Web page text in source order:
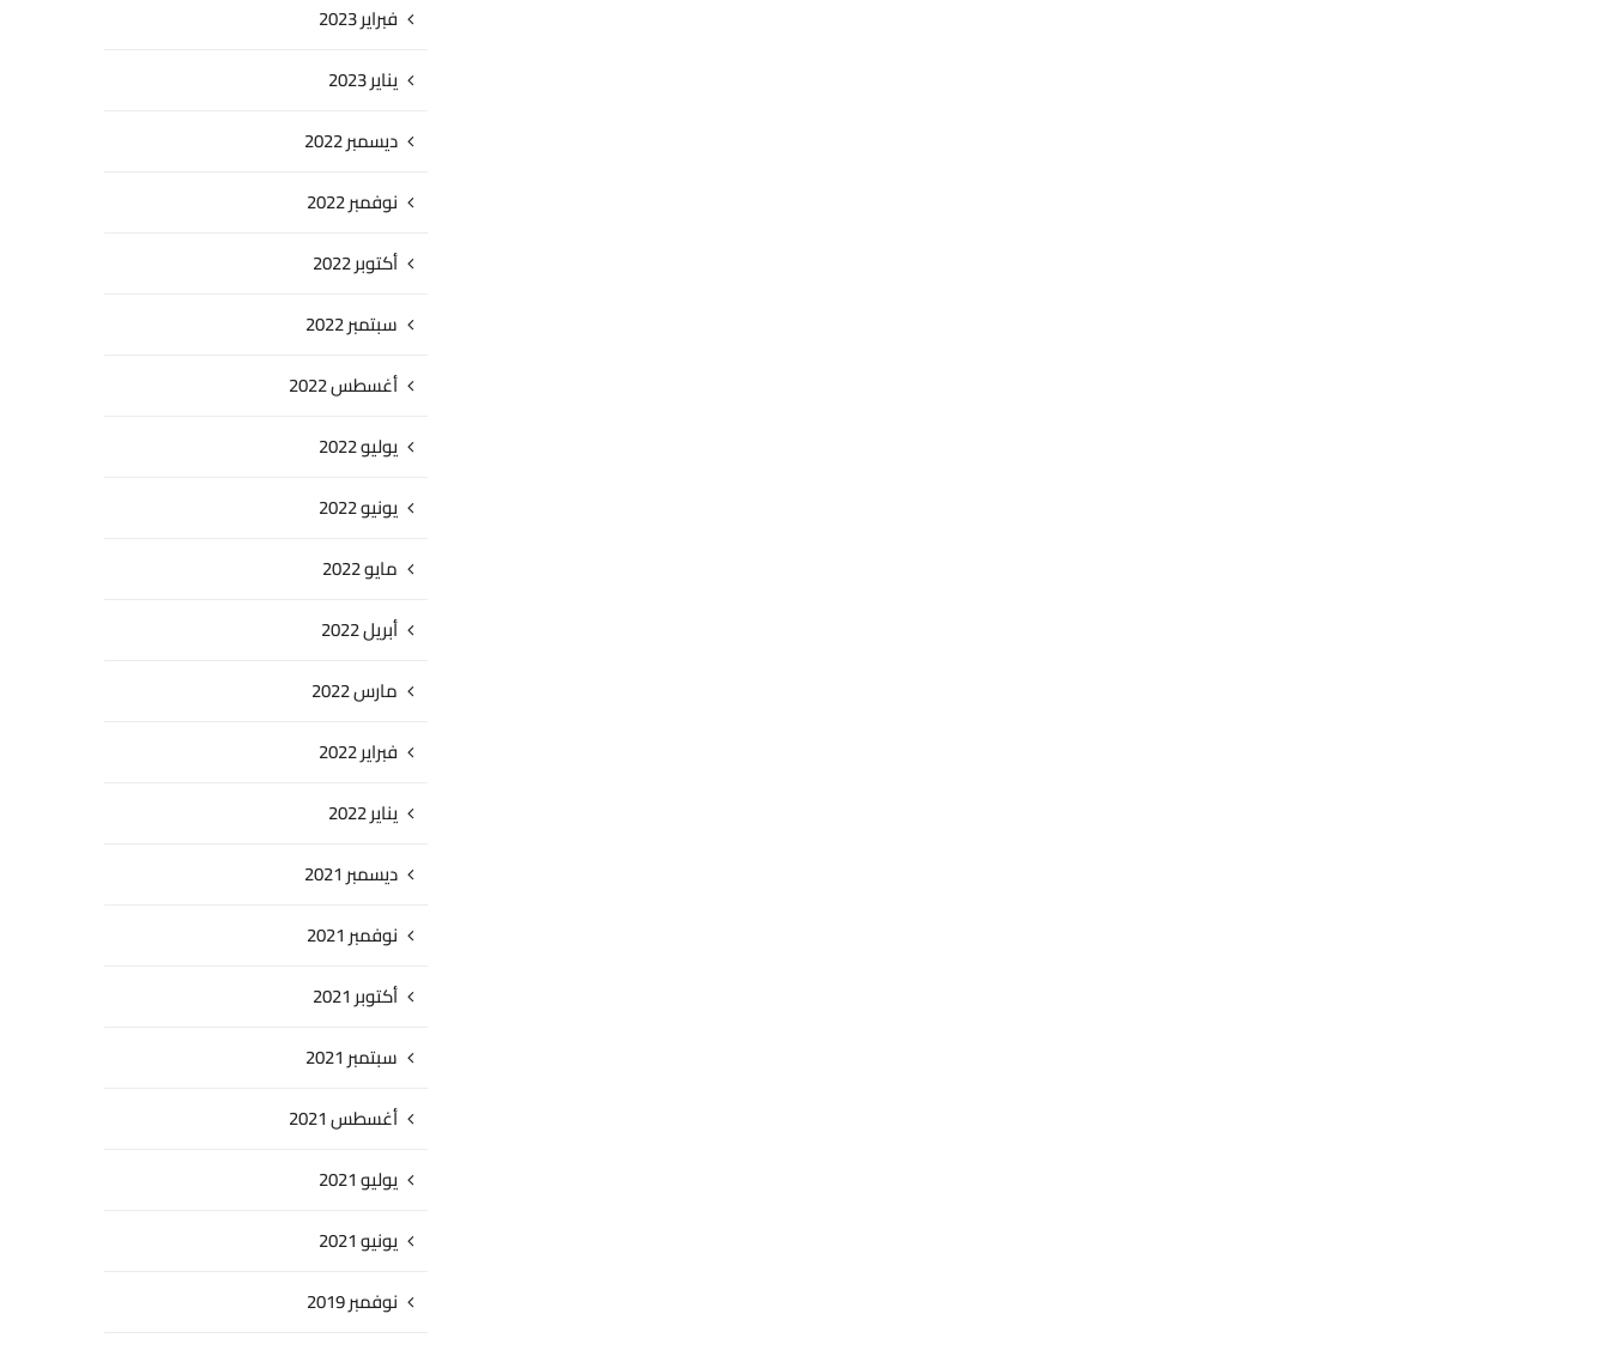
فبراير 2023
يناير 2023
ديسمبر 2022
نوفمبر 2022
أكتوبر 2022
سبتمبر 2022
أغسطس 2022
يوليو 2022
يونيو 2022
مايو 2022
أبريل 2022
مارس 2022
فبراير 2022
يناير 2022
ديسمبر 2021
نوفمبر 2021
أكتوبر 2021
سبتمبر 2021
أغسطس 2021
يوليو 2021
يونيو 2021
نوفمبر 2019